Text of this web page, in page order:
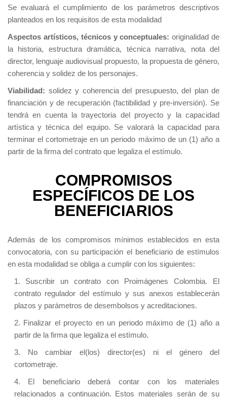
Se evaluará el cumplimiento de los parámetros descriptivos
planteados en los requisitos de esta modalidad
Aspectos artísticos, técnicos y conceptuales: originalidad de
la historia, estructura dramática, técnica narrativa, nota del
director, lenguaje audiovisual propuesto, la propuesta de género,
coherencia y solidez de los personajes.
Viabilidad: solidez y coherencia del presupuesto, del plan de
financiación y de recuperación (factibilidad y pre-inversión). Se
tendrá en cuenta la trayectoria del proyecto y la capacidad
artística y técnica del equipo. Se valorará la capacidad para
terminar el cortometraje en un periodo máximo de un (1) año a
partir de la firma del contrato que legaliza el estímulo.
COMPROMISOS
ESPECÍFICOS DE LOS
BENEFICIARIOS
Además de los compromisos mínimos establecidos en esta
convocatoria, con su participación el beneficiario de estímulos
en esta modalidad se obliga a cumplir con los siguientes:
1. Suscribir un contrato con Proimágenes Colombia. El
contrato regulador del estímulo y sus anexos establecerán
plazos y parámetros de desembolsos y acreditaciones.
2. Finalizar el proyecto en un periodo máximo de (1) año a
partir de la firma que legaliza el estímulo.
3. No cambiar el(los) director(es) ni el género del
cortometraje.
4. El beneficiario deberá contar con los materiales
relacionados a continuación. Estos materiales serán de su